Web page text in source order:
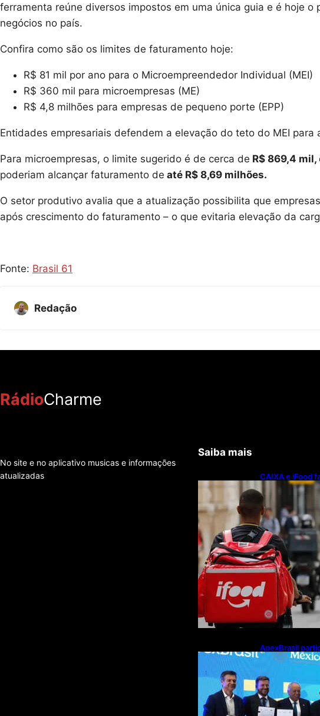
ferramenta reúne diversos impostos em uma única guia e é hoje
negócios no país.
Confira como são os limites de faturamento hoje:
R$ 81 mil por ano para o Microempreendedor Individual (MEI)
R$ 360 mil para microempresas (ME)
R$ 4,8 milhões para empresas de pequeno porte (EPP)
Entidades empresariais defendem a elevação do teto do MEI para
Para microempresas, o limite sugerido é de cerca de R$ 869,4 mil,
poderiam alcançar faturamento de até R$ 8,69 milhões.
O setor produtivo avalia que a atualização possibilita que
após crescimento do faturamento – o que evitaria elevação da
Fonte: Brasil 61
Redação
RádioCharme
No site e no aplicativo musicas e informações
atualizadas
Saiba mais
CAIXA e iFood
financiamento
elétricas para
ApexBrasil
para
milhões em